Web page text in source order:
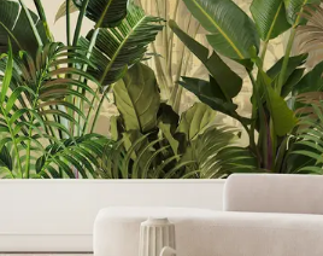
665 .00399.00kr/m²
Premium vinyl
650.00390.00kr/m²